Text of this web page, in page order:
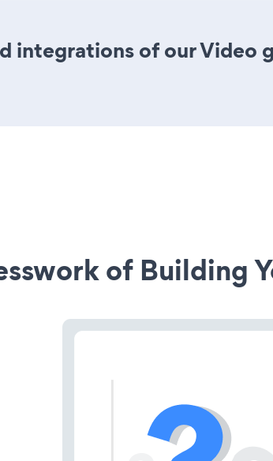
integrations of our Video
of Building